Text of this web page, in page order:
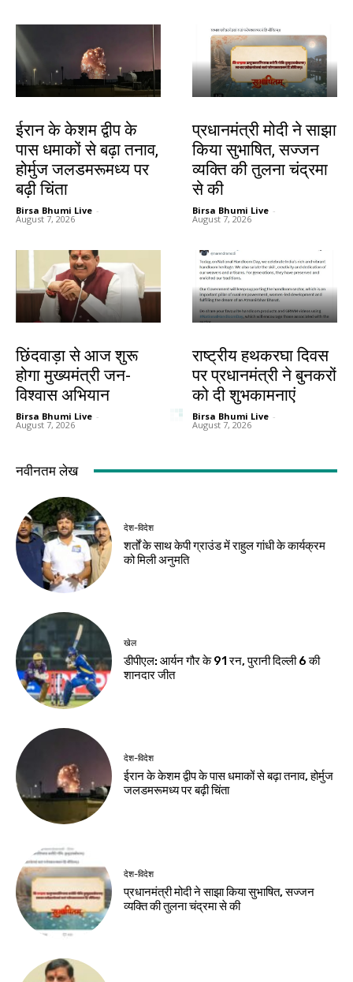
ईरान के केशम द्वीप के
पास धमाकों से बढ़ा तनाव,
होर्मुज जलडमरूमध्य पर
बढ़ी चिंता
Birsa Bhumi Live -
August 7, 2026
प्रधानमंत्री मोदी ने साझा
किया सुभाषित, सज्जन
व्यक्ति की तुलना चंद्रमा
से की
Birsa Bhumi Live -
August 7, 2026
छिंदवाड़ा से आज शुरू
होगा मुख्यमंत्री जन-
विश्वास अभियान
Birsa Bhumi Live -
August 7, 2026
राष्ट्रीय हथकरघा दिवस
पर प्रधानमंत्री ने बुनकरों
को दी शुभकामनाएं
Birsa Bhumi Live -
August 7, 2026
नवीनतम लेख
देश-विदेश
शर्तों के साथ केपी ग्राउंड में राहुल गांधी के कार्यक्रम
को मिली अनुमति
खेल
डीपीएल: आर्यन गौर के 91 रन, पुरानी दिल्ली 6 की
शानदार जीत
देश-विदेश
ईरान के केशम द्वीप के पास धमाकों से बढ़ा तनाव, होर्मुज
जलडमरूमध्य पर बढ़ी चिंता
देश-विदेश
प्रधानमंत्री मोदी ने साझा किया सुभाषित, सज्जन
व्यक्ति की तुलना चंद्रमा से की